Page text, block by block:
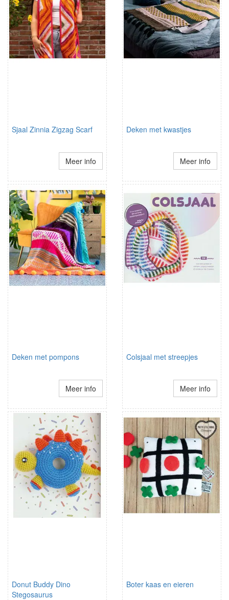
Sjaal Zinnia Zigzag Scarf
Meer info
Deken met kwastjes
Meer info
Deken met pompons
Meer info
Colsjaal met streepjes
Meer info
Donut Buddy Dino
Stegosaurus
Boter kaas en eieren